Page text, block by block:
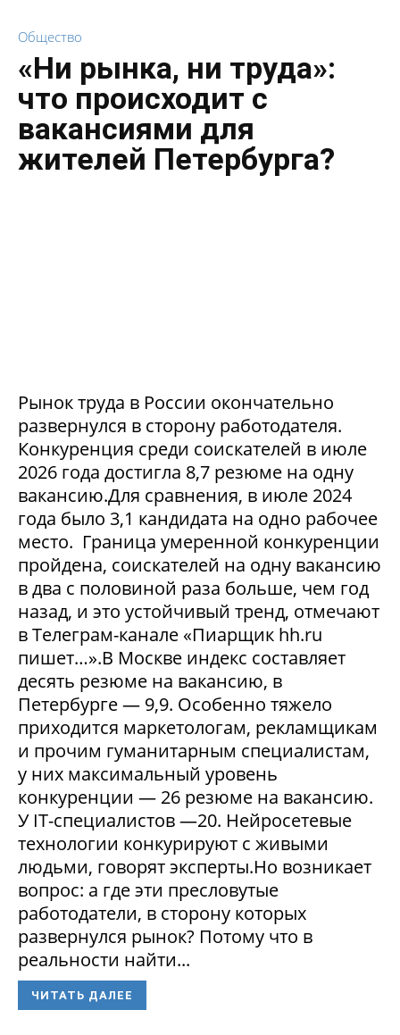
Общество
«Ни рынка, ни труда»:
что происходит с
вакансиями для
жителей Петербурга?
Рынок труда в России окончательно
развернулся в сторону работодателя.
Конкуренция среди соискателей в июле
2026 года достигла 8,7 резюме на одну
вакансию.Для сравнения, в июле 2024
года было 3,1 кандидата на одно рабочее
место. Граница умеренной конкуренции
пройдена, соискателей на одну вакансию
в два с половиной раза больше, чем год
назад, и это устойчивый тренд, отмечают
в Телеграм-канале «Пиарщик hh.ru
пишет…».В Москве индекс составляет
десять резюме на вакансию, в
Петербурге — 9,9. Особенно тяжело
приходится маркетологам, рекламщикам
и прочим гуманитарным специалистам,
у них максимальный уровень
конкуренции — 26 резюме на вакансию.
У IT-специалистов —20. Нейросетевые
технологии конкурируют с живыми
людьми, говорят эксперты.Но возникает
вопрос: а где эти пресловутые
работодатели, в сторону которых
развернулся рынок? Потому что в
реальности найти...
ЧИТАТЬ ДАЛЕЕ